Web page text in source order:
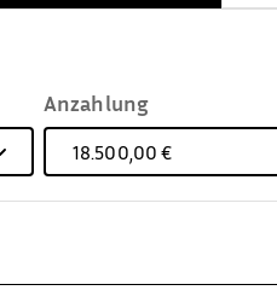
Anzahlung
18.500,00 €